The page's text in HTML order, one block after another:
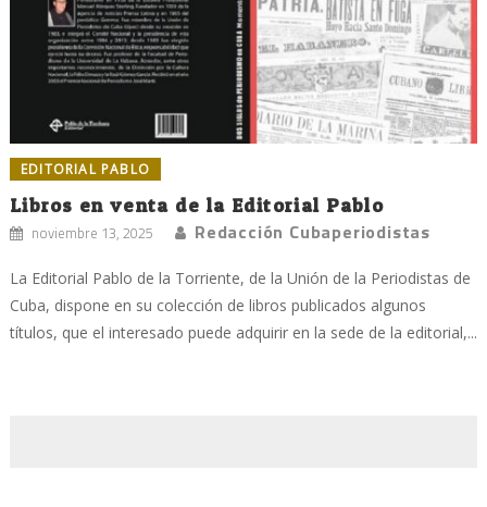
EDITORIAL PABLO
Libros en venta de la Editorial Pablo
noviembre 13, 2025 Redacción Cubaperiodistas
La Editorial Pablo de la Torriente, de la Unión de la Periodistas de
Cuba, dispone en su colección de libros publicados algunos
títulos, que el interesado puede adquirir en la sede de la editorial,...